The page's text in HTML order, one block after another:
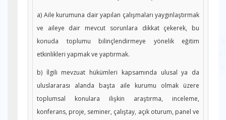
a) Aile kurumuna dair yapılan çalışmaları yaygınlaştırmak
ve aileye dair mevcut sorunlara dikkat çekerek, bu
konuda toplumu bilinçlendirmeye yönelik eğitim
etkinlikleri yapmak ve yaptırmak.
b) İlgili mevzuat hükümleri kapsamında ulusal ya da
uluslararası alanda başta aile kurumu olmak üzere
toplumsal konulara ilişkin araştırma, inceleme,
konferans, proje, seminer, çalıştay, açık oturum, panel ve